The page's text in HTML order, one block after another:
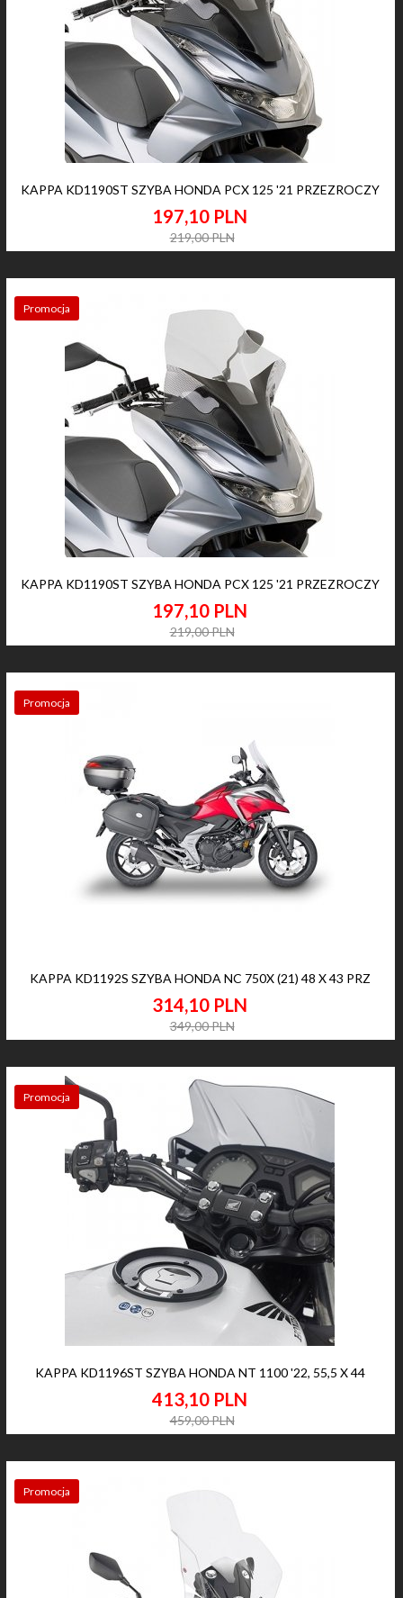
KAPPA KD1190ST SZYBA HONDA PCX 125 '21 PRZEZROCZY
197,10 PLN
219,00 PLN
Promocja
KAPPA KD1190ST SZYBA HONDA PCX 125 '21 PRZEZROCZY
197,10 PLN
219,00 PLN
Promocja
KAPPA KD1192S SZYBA HONDA NC 750X (21) 48 X 43 PRZ
314,10 PLN
349,00 PLN
Promocja
KAPPA KD1196ST SZYBA HONDA NT 1100 '22, 55,5 X 44
413,10 PLN
459,00 PLN
Promocja